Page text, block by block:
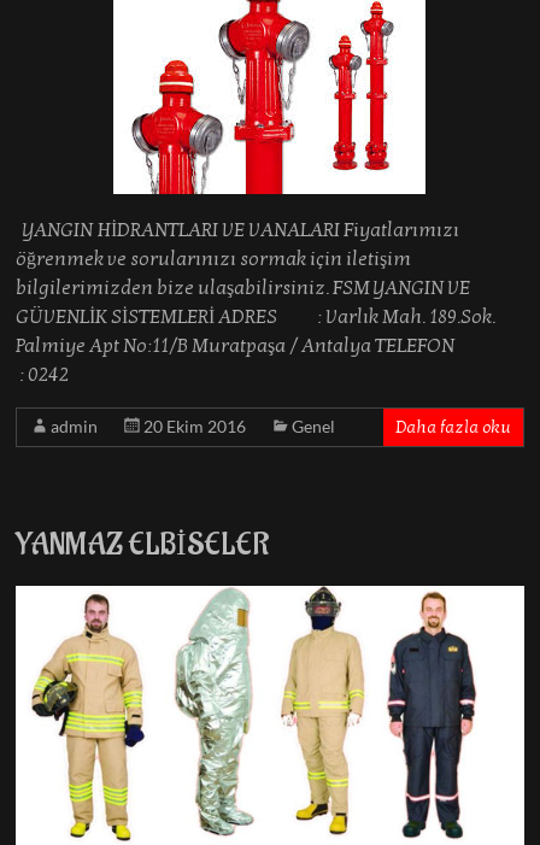
YANGIN HİDRANTLARI VE VANALARI Fiyatlarımızı
öğrenmek ve sorularınızı sormak için iletişim
bilgilerimizden bize ulaşabilirsiniz. FSM YANGIN VE
GÜVENLİK SİSTEMLERİ ADRES : Varlık Mah. 189.Sok.
Palmiye Apt No:11/B Muratpaşa / Antalya TELEFON
: 0242
admin 20 Ekim 2016 Genel Daha fazla oku
YANMAZ ELBİSELER